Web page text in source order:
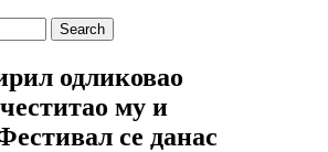
одликовао
му и
се данас